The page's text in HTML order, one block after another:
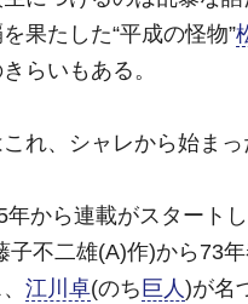
果たした“平成の怪物”
らいもある。
れ、シャレから始まっ
から連載がスタート
子不二雄(A)作)から73
江川卓(のち 巨人)が名